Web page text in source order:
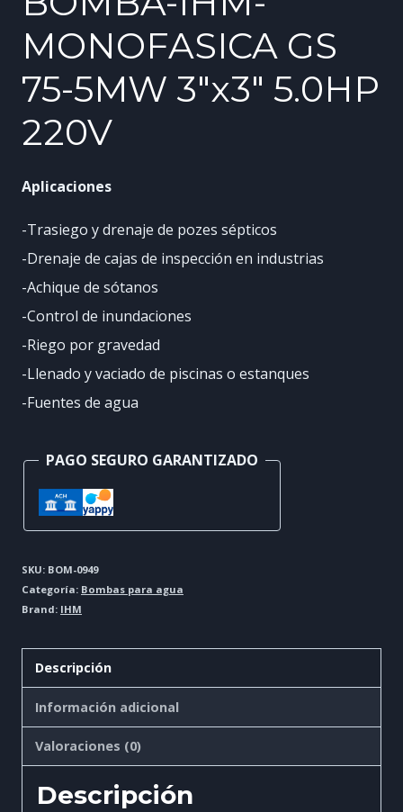
MONOFASICA GS
75-5MW 3″x3″ 5.0HP
220V
Aplicaciones
-Trasiego y drenaje de pozes sépticos
-Drenaje de cajas de inspección en industrias
-Achique de sótanos
-Control de inundaciones
-Riego por gravedad
-Llenado y vaciado de piscinas o estanques
-Fuentes de agua
PAGO SEGURO GARANTIZADO
SKU: BOM-0949
Categoría: Bombas para agua
Brand: IHM
Descripción
Información adicional
Valoraciones (0)
Descripción